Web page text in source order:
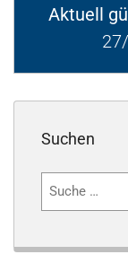
Aktuell
Suchen
Suchen